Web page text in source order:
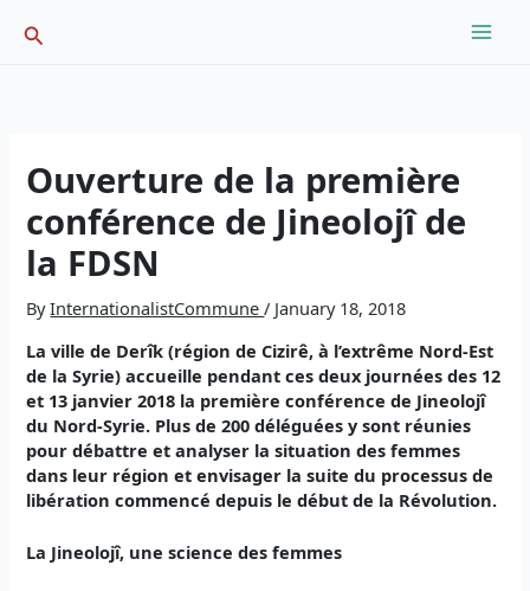
Search
Ouverture de la première
conférence de Jineolojî de
la FDSN
ByInternationalistCommune/ January 18, 2018
La ville de Derîk (région de Cizirê, à l’extrême Nord-Est
de la Syrie) accueille pendant ces deux journées des 12
et 13 janvier 2018 la première conférence de Jineolojî
du Nord-Syrie. Plus de 200 déléguées y sont réunies
pour débattre et analyser la situation des femmes
dans leur région et envisager la suite du processus de
libération commencé depuis le début de la Révolution.
La Jineolojî, une science des femmes